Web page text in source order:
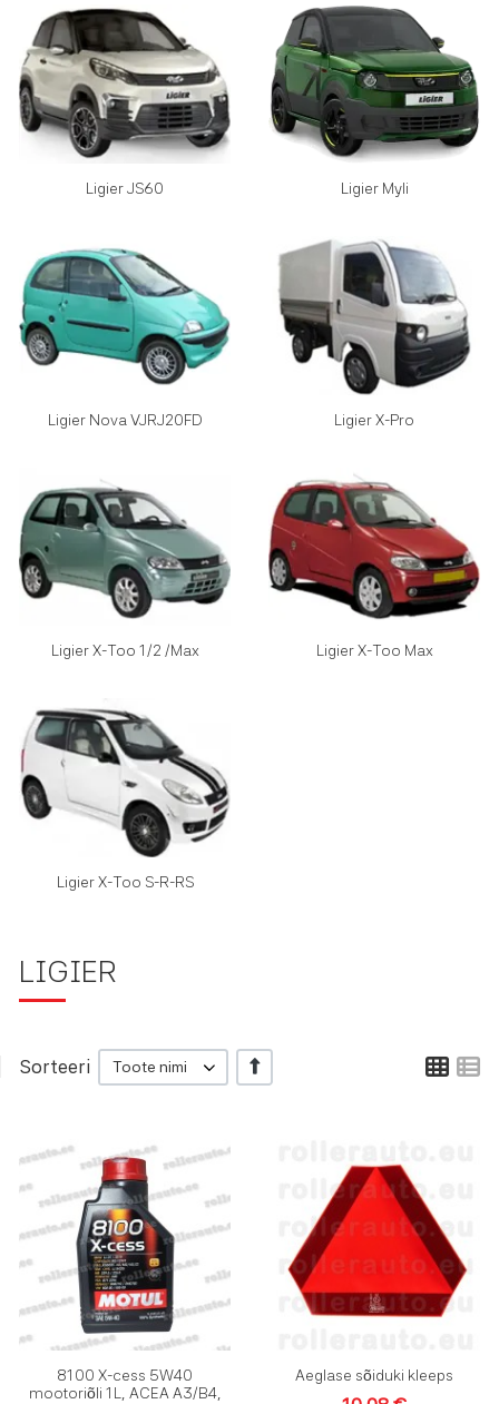
Ligier JS60 Ligier Myli
Ligier Nova VJRJ20FD Ligier X-Pro
Ligier X-Too 1/2 /Max Ligier X-Too Max
Ligier X-Too S-R-RS
LIGIER
Sorteeri Toote nimi +/-
Lisa soovinimekirja
Lisa võrdlusesse
Kiirvaade
8100 X-cess 5W40
mootoriõli 1L, ACEA A3/B4,
Aeglase sõiduki kleeps